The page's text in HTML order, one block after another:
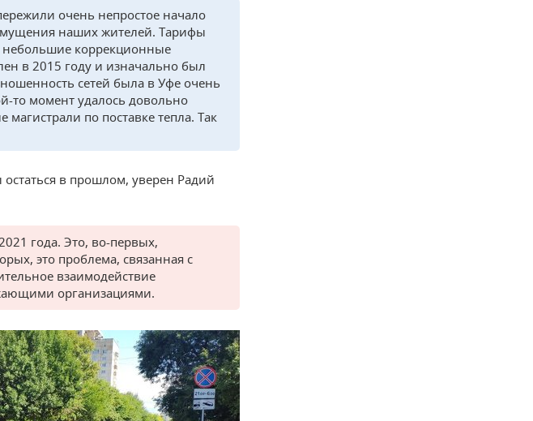
очень непростое начало
наших жителей. Тарифы
небольшие коррекционные
в 2015 году и изначально был
сетей была в Уфе очень
то момент удалось довольно
по поставке тепла. Так
в прошлом, уверен Радий
года. Это, во-первых,
это проблема, связанная с
взаимодействие
организациями.